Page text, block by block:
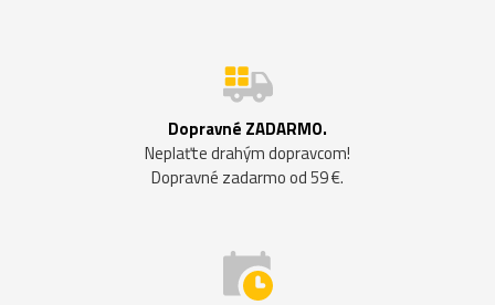
Dopravné ZADARMO.
Neplaťte drahým dopravcom!
Dopravné zadarmo od 59 €.